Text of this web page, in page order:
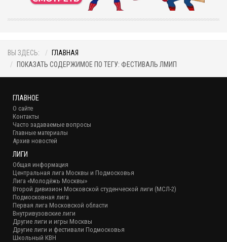
ВЫ ЗДЕСЬ:
ГЛАВНАЯ
ПОКАЗАТЬ СОДЕРЖИМОЕ ПО ТЕГУ: ФЕСТИВАЛЬ ЛМИП
ГЛАВНОЕ
О сайте
Контакты
Часто задаваемые вопросы
Главные материалы
Архив новостей
ЛИГИ
Общая информация
Центральная лига Москвы и Подмосковья
Лига «Молодёжь Москвы»
Второй дивизион Московской студенческой лиги (МСЛ-2)
Подмосковная лига
Первая лига Московской области
Внутривузовские лиги
Другие лиги и игры Москвы
Другие лиги и фестивали Подмосковья
Школьный КВН